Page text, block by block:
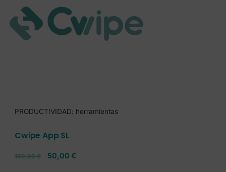
PRODUCTIVIDAD: herramientas
Cwipe App SL
100,00€ 50,00 €